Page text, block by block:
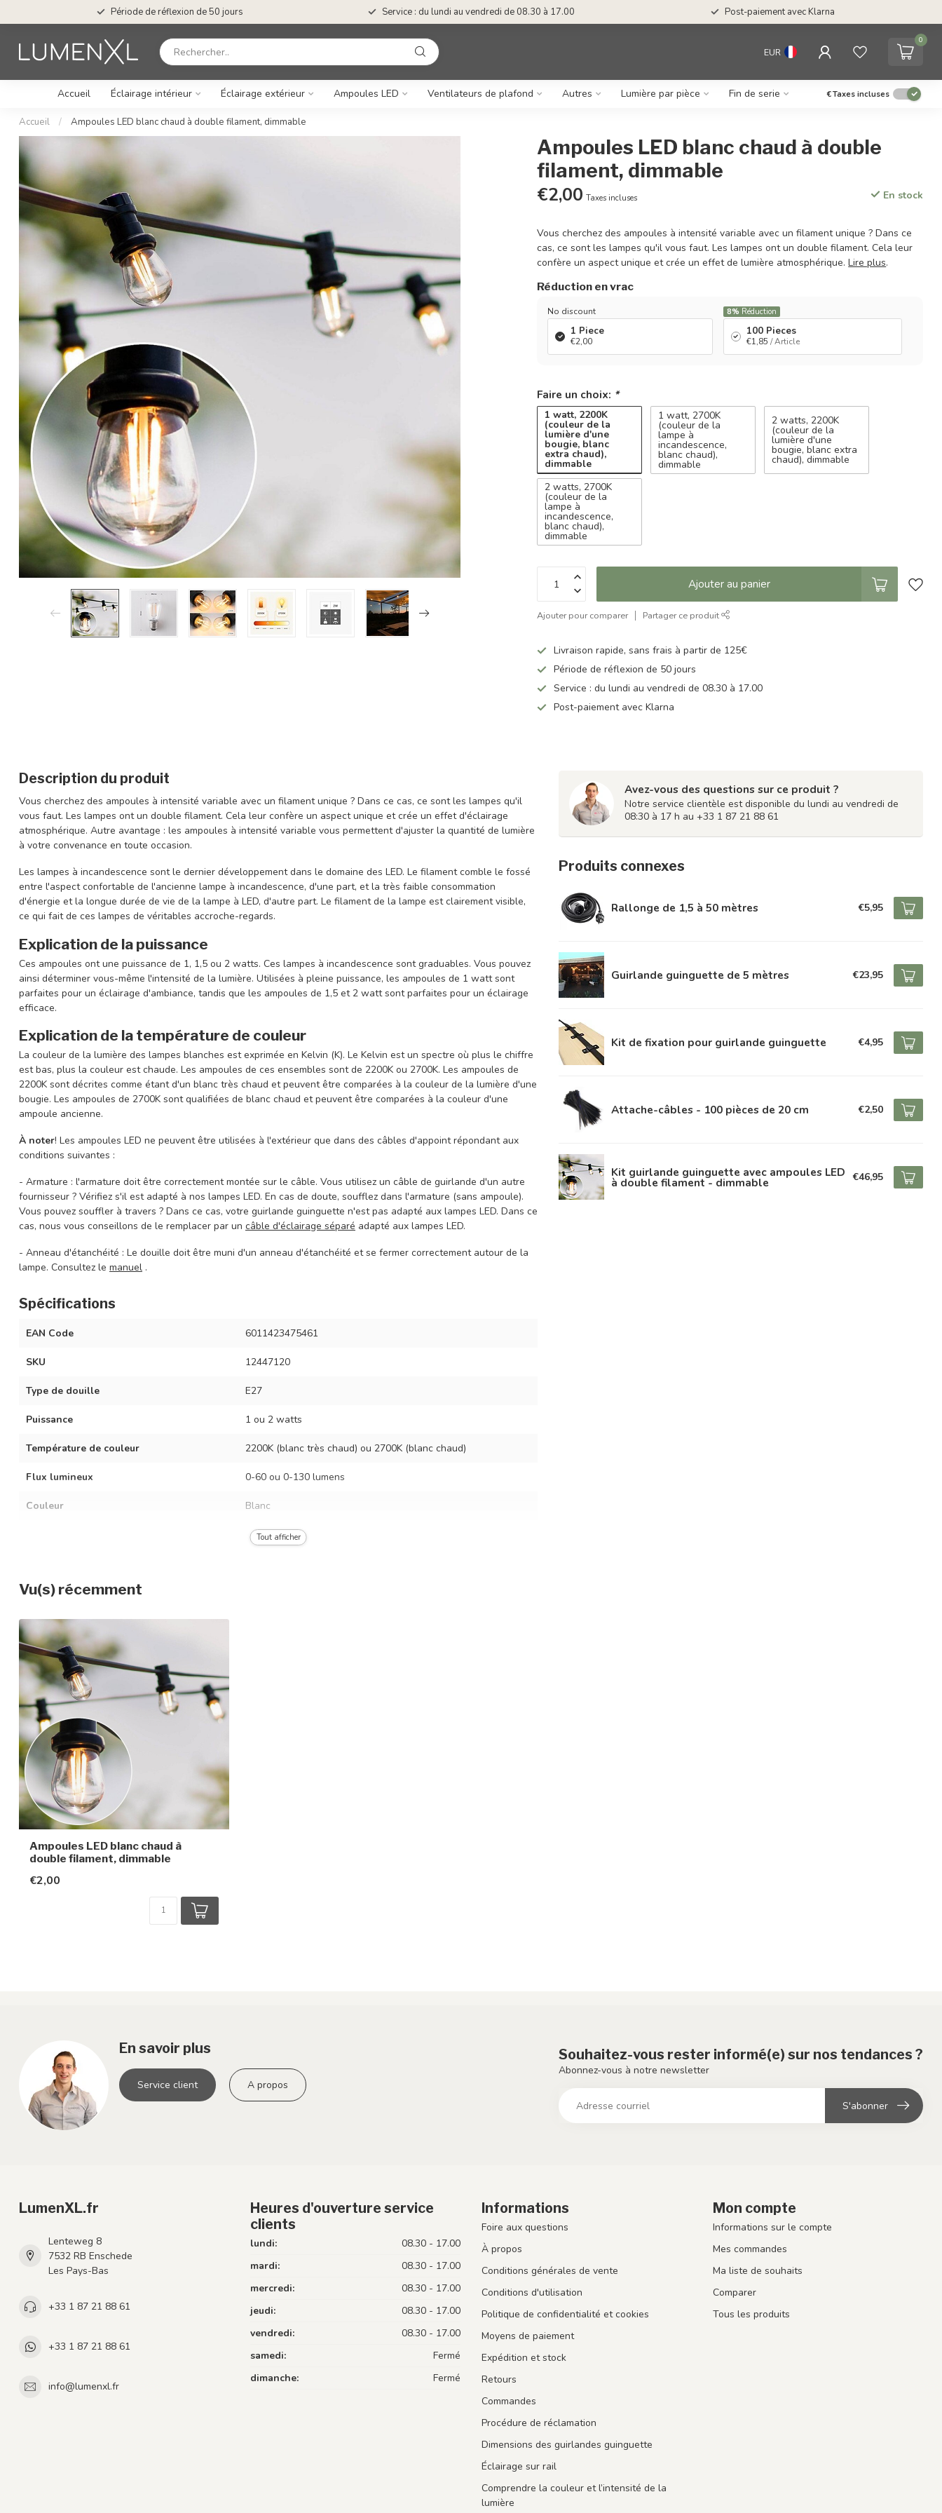
Période de réflexion de 50 jours Service : du lundi au vendredi de 08.30 à 17.00 Post-paiement avec Klarna
EUR
0
Accueil Éclairage intérieur Éclairage extérieur Ampoules LED Ventilateurs de plafond Autres Lumière par pièce Fin de serie €Taxes incluses
Accueil / Ampoules LED blanc chaud à double filament, dimmable
Ampoules LED blanc chaud à double
filament, dimmable
€2,00 Taxes incluses En stock
Vous cherchez des ampoules à intensité variable avec un filament unique ? Dans ce
cas, ce sont les lampes qu'il vous faut. Les lampes ont un double filament. Cela leur
confère un aspect unique et crée un effet de lumière atmosphérique.Lire plus.
Réduction en vrac
No discount
1 Piece
€2,00
8% Réduction
100 Pieces
€1,85 / Article
Faire un choix: *
1 watt, 2200K
(couleur de la
lumière d'une
bougie, blanc
extra chaud),
dimmable
1 watt, 2700K
(couleur de la
lampe à
incandescence,
blanc chaud),
dimmable
2 watts, 2200K
(couleur de la
lumière d'une
bougie, blanc extra
chaud), dimmable
2 watts, 2700K
(couleur de la
lampe à
incandescence,
blanc chaud),
dimmable
Ajouter au panier
Ajouter pour comparer Partager ce produit
Livraison rapide, sans frais à partir de 125€
Période de réflexion de 50 jours
Service : du lundi au vendredi de 08.30 à 17.00
Post-paiement avec Klarna
Description du produit
Vous cherchez des ampoules à intensité variable avec un filament unique ? Dans ce cas, ce sont les lampes qu'il
vous faut. Les lampes ont un double filament. Cela leur confère un aspect unique et crée un effet d'éclairage
atmosphérique. Autre avantage : les ampoules à intensité variable vous permettent d'ajuster la quantité de lumière
à votre convenance en toute occasion.
Les lampes à incandescence sont le dernier développement dans le domaine des LED. Le filament comble le fossé
entre l'aspect confortable de l'ancienne lampe à incandescence, d'une part, et la très faible consommation
d'énergie et la longue durée de vie de la lampe à LED, d'autre part. Le filament de la lampe est clairement visible,
ce qui fait de ces lampes de véritables accroche-regards.
Explication de la puissance
Ces ampoules ont une puissance de 1, 1,5 ou 2 watts. Ces lampes à incandescence sont graduables. Vous pouvez
ainsi déterminer vous-même l'intensité de la lumière. Utilisées à pleine puissance, les ampoules de 1 watt sont
parfaites pour un éclairage d'ambiance, tandis que les ampoules de 1,5 et 2 watt sont parfaites pour un éclairage
efficace.
Explication de la température de couleur
La couleur de la lumière des lampes blanches est exprimée en Kelvin (K). Le Kelvin est un spectre où plus le chiffre
est bas, plus la couleur est chaude. Les ampoules de ces ensembles sont de 2200K ou 2700K. Les ampoules de
2200K sont décrites comme étant d'un blanc très chaud et peuvent être comparées à la couleur de la lumière d'une
bougie. Les ampoules de 2700K sont qualifiées de blanc chaud et peuvent être comparées à la couleur d'une
ampoule ancienne.
À noter! Les ampoules LED ne peuvent être utilisées à l'extérieur que dans des câbles d'appoint répondant aux
conditions suivantes :
- Armature : l'armature doit être correctement montée sur le câble. Vous utilisez un câble de guirlande d'un autre
fournisseur ? Vérifiez s'il est adapté à nos lampes LED. En cas de doute, soufflez dans l'armature (sans ampoule).
Vous pouvez souffler à travers ? Dans ce cas, votre guirlande guinguette n'est pas adapté aux lampes LED. Dans ce
cas, nous vous conseillons de le remplacer par un câble d'éclairage séparé adapté aux lampes LED.
- Anneau d'étanchéité : Le douille doit être muni d'un anneau d'étanchéité et se fermer correctement autour de la
lampe. Consultez le manuel .
Spécifications
EAN Code 6011423475461
SKU 12447120
Type de douille E27
Puissance 1 ou 2 watts
Température de couleur 2200K (blanc très chaud) ou 2700K (blanc chaud)
Flux lumineux 0-60 ou 0-130 lumens
Couleur Blanc
Dimensions
Indice de protection
Temps d'allumage
Tout afficher
Avez-vous des questions sur ce produit ?
Notre service clientèle est disponible du lundi au vendredi de
08:30 à 17 h au +33 1 87 21 88 61
Produits connexes
Rallonge de 1,5 à 50 mètres €5,95
Guirlande guinguette de 5 mètres €23,95
Kit de fixation pour guirlande guinguette €4,95
Attache-câbles - 100 pièces de 20 cm €2,50
Kit guirlande guinguette avec ampoules LED
à double filament - dimmable €46,95
Vu(s) récemment
Ampoules LED blanc chaud à
double filament, dimmable
€2,00
En savoir plus
Service client A propos
Souhaitez-vous rester informé(e) sur nos tendances ?
Abonnez-vous à notre newsletter
S'abonner
LumenXL.fr
Lenteweg 8
7532 RB Enschede
Les Pays-Bas
+33 1 87 21 88 61
+33 1 87 21 88 61
info@lumenxl.fr
Heures d'ouverture service
clients
lundi:
08.30 - 17.00
mardi:
08.30 - 17.00
mercredi:
08.30 - 17.00
jeudi:
08.30 - 17.00
vendredi:
08.30 - 17.00
samedi:
Fermé
dimanche:
Fermé
Informations
Foire aux questions
À propos
Conditions générales de vente
Conditions d'utilisation
Politique de confidentialité et cookies
Moyens de paiement
Expédition et stock
Retours
Commandes
Procédure de réclamation
Dimensions des guirlandes guinguette
Éclairage sur rail
Comprendre la couleur et l’intensité de la
lumière
Mon compte
Informations sur le compte
Mes commandes
Ma liste de souhaits
Comparer
Tous les produits